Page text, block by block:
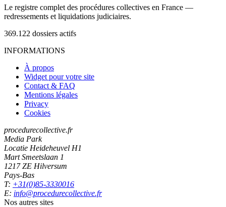
Le registre complet des procédures collectives en France —
redressements et liquidations judiciaires.
369.122 dossiers actifs
INFORMATIONS
À propos
Widget pour votre site
Contact & FAQ
Mentions légales
Privacy
Cookies
procedurecollective.fr
Media Park
Locatie Heideheuvel H1
Mart Smeetslaan 1
1217 ZE Hilversum
Pays-Bas
T: +31(0)85-3330016
E: info@procedurecollective.fr
Nos autres sites